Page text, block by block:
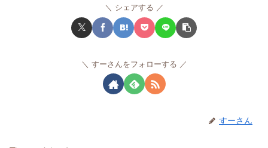
シェアする
すーさんをフォローする
すーさん